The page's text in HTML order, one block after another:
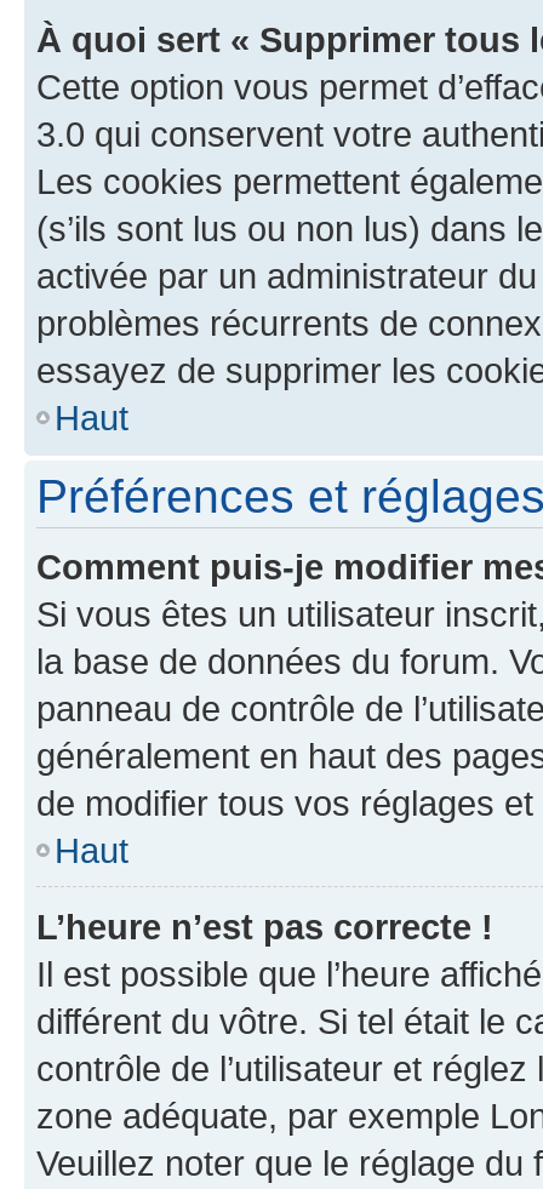
À quoi sert « Supprimer tous
Cette option vous permet
3.0 qui conservent votre
Les cookies permettent
(s’ils sont lus ou non lus) dans
activée par un administrateur
problèmes récurrents de
essayez de supprimer les
Haut
Préférences et
Comment puis-je modifier
Si vous êtes un utilisateur
la base de données du forum.
panneau de contrôle de
généralement en haut des
de modifier tous vos réglages
Haut
L’heure n’est pas correcte !
Il est possible que l’heure
différent du vôtre. Si tel était le
contrôle de l’utilisateur et
zone adéquate, par exemple
Veuillez noter que le réglage